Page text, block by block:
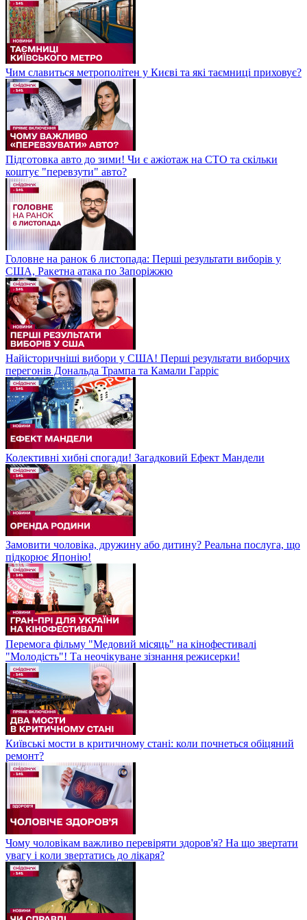
Чим славиться метрополітен у Києві та які таємниці приховує?
Підготовка авто до зими! Чи є ажіотаж на СТО та скільки
коштує "перевзути" авто?
Головне на ранок 6 листопада: Перші результати виборів у
США, Ракетна атака по Запоріжжю
Найісторичніші вибори у США! Перші результати виборчих
перегонів Дональда Трампа та Камали Гарріс
Колективні хибні спогади! Загадковий Ефект Мандели
Замовити чоловіка, дружину або дитину? Реальна послуга, що
підкорює Японію!
Перемога фільму "Медовий місяць" на кінофестивалі
"Молодість"! Та неочікуване зізнання режисерки!
Київські мости в критичному стані: коли почнеться обіцяний
ремонт?
Чому чоловікам важливо перевіряти здоров'я? На що звертати
увагу і коли звертатись до лікаря?